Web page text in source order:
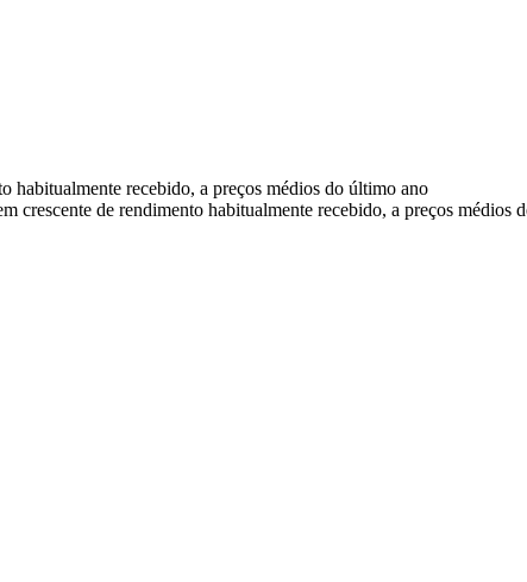
habitualmente recebido, a preços médios do último ano
crescente de rendimento habitualmente recebido, a preços médios